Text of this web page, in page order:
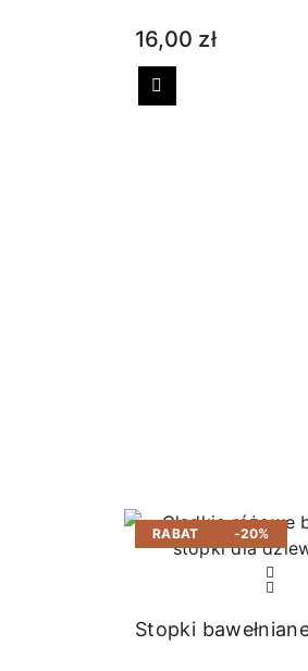
16,00 zł
Poprzedni
RABAT -20%
Stopki